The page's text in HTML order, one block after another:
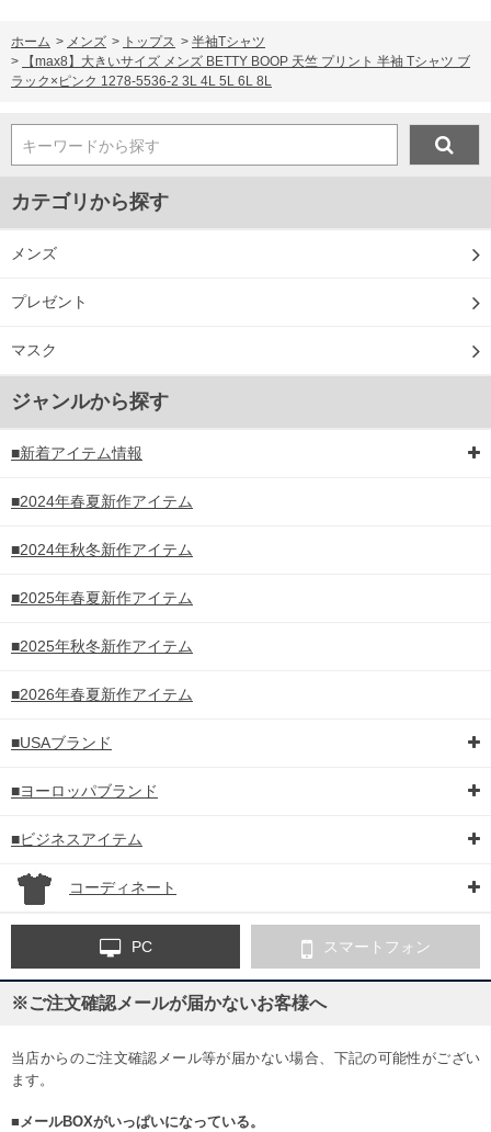
ホーム > メンズ > トップス > 半袖Tシャツ
>
【max8】大きいサイズ メンズ BETTY BOOP 天竺 プリント 半袖 Tシャツ ブ
ラック×ピンク 1278-5536-2 3L 4L 5L 6L 8L
キーワードから探す
カテゴリから探す
メンズ
プレゼント
マスク
ジャンルから探す
■新着アイテム情報
■2024年春夏新作アイテム
■2024年秋冬新作アイテム
■2025年春夏新作アイテム
■2025年秋冬新作アイテム
■2026年春夏新作アイテム
■USAブランド
■ヨーロッパブランド
■ビジネスアイテム
コーディネート
PC スマートフォン
※ご注文確認メールが届かないお客様へ
当店からのご注文確認メール等が届かない場合、下記の可能性がござい
ます。
■メールBOXがいっぱいになっている。